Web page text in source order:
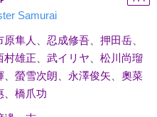
Samurai
原隼人 忍成修吾、 押田岳、
村雄正
武イリヤ
松川尚瑠
、 螢雪次朗 永澤俊矢
奧菜
、 橋爪功